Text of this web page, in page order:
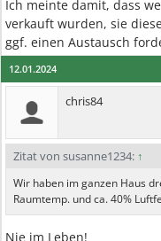
Ich meinte damit, dass
verkauft wurden, sie
ggf. einen Austausch
12.01.2024
chris84
Zitat von susanne1234: ↑
Wir haben im ganzen Haus
Raumtemp. und ca. 40%
Nie im Leben!